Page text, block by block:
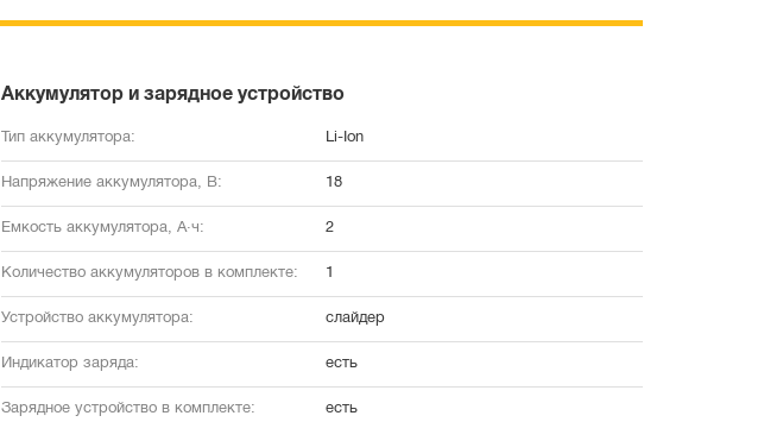
Аккумулятор и зарядное устройство
Тип аккумулятора: Li-Ion
Напряжение аккумулятора, В: 18
Емкость аккумулятора, А·ч: 2
Количество аккумуляторов в комплекте: 1
Устройство аккумулятора: слайдер
Индикатор заряда: есть
Зарядное устройство в комплекте: есть